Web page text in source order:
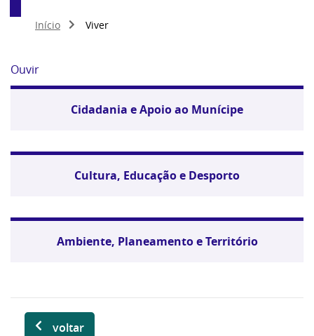
Início Viver
Ouvir
Cidadania e Apoio ao Munícipe
Cultura, Educação e Desporto
Ambiente, Planeamento e Território
voltar